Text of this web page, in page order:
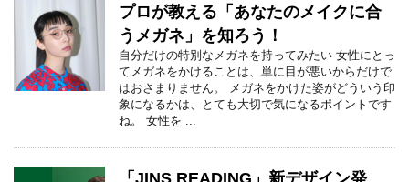
プロが教える「あなたのメイクに合
うメガネ」を知ろう！
自分だけの特別なメガネを持ってみたい 女性にとっ
てメガネをかけることは、単に目が悪いからだけで
はおさまりません。 メガネをかけた姿がどういう印
象になるかは、とても大切で気になるポイントです
ね。 女性を ...
「JINS READING」新デザイン発